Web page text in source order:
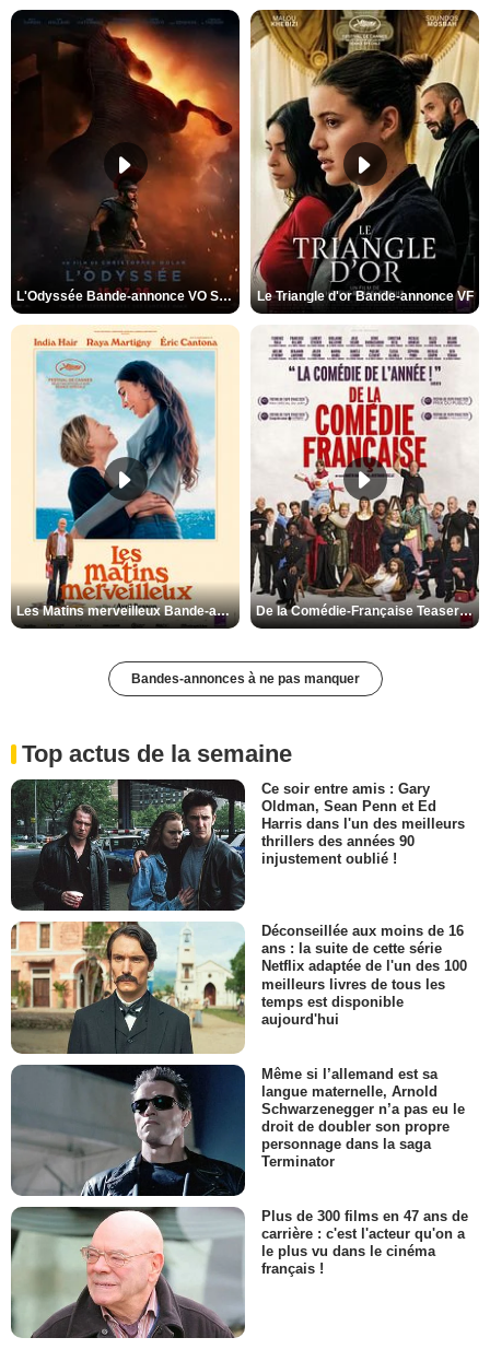
L'Odyssée Bande-annonce VO STFR Le Triangle d'or Bande-annonce VF
Les Matins merveilleux Bande-annonce VF De la Comédie-Française Teaser VF
Bandes-annonces à ne pas manquer
Top actus de la semaine
Ce soir entre amis : Gary
Oldman, Sean Penn et Ed
Harris dans l'un des meilleurs
thrillers des années 90
injustement oublié !
Déconseillée aux moins de 16
ans : la suite de cette série
Netflix adaptée de l'un des 100
meilleurs livres de tous les
temps est disponible
aujourd'hui
Même si l’allemand est sa
langue maternelle, Arnold
Schwarzenegger n’a pas eu le
droit de doubler son propre
personnage dans la saga
Terminator
Plus de 300 films en 47 ans de
carrière : c'est l'acteur qu'on a
le plus vu dans le cinéma
français !